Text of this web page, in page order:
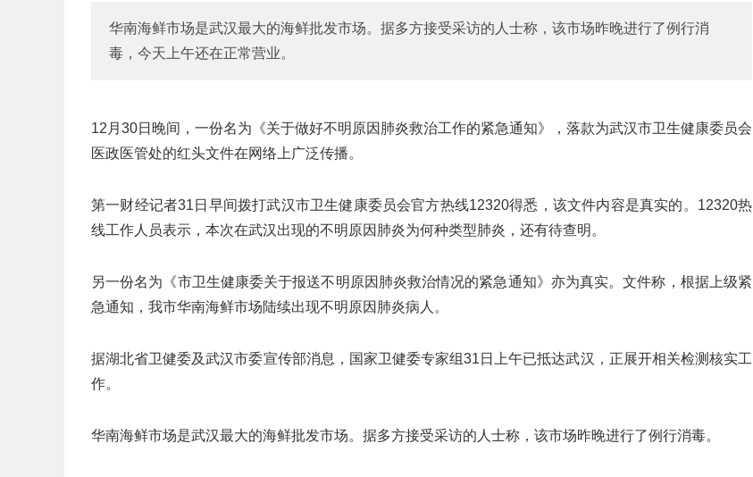
华南海鲜市场是武汉最大的海鲜批发市场。据多方接受采访的人士称，该市场昨晚进行了例行消
毒，今天上午还在正常营业。
12月30日晚间，一份名为《关于做好不明原因肺炎救治工作的紧急通知》，落款为武汉市卫生健康委员会
医政医管处的红头文件在网络上广泛传播。
第一财经记者31日早间拨打武汉市卫生健康委员会官方热线12320得悉，该文件内容是真实的。12320热
线工作人员表示，本次在武汉出现的不明原因肺炎为何种类型肺炎，还有待查明。
另一份名为《市卫生健康委关于报送不明原因肺炎救治情况的紧急通知》亦为真实。文件称，根据上级紧
急通知，我市华南海鲜市场陆续出现不明原因肺炎病人。
据湖北省卫健委及武汉市委宣传部消息，国家卫健委专家组31日上午已抵达武汉，正展开相关检测核实工
作。
华南海鲜市场是武汉最大的海鲜批发市场。据多方接受采访的人士称，该市场昨晚进行了例行消毒。